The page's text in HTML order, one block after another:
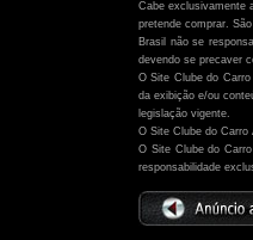
Cabe exclusivamente
pretende comprar.
Brasil não se
devendo se precaver
O Site Clube do
da exibição e/ou
legislação vigente.
O Site Clube do Carro
O Site Clube do
responsabilidade